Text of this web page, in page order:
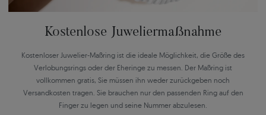
Kostenlose Juweliermaßnahme
Kostenloser Juwelier-Maßring ist die ideale Möglichkeit, die Größe des
Verlobungsrings oder der Eheringe zu messen. Der Maßring ist
vollkommen gratis, Sie müssen ihn weder zurückgeben noch
Versandkosten tragen. Sie brauchen nur den passenden Ring auf den
Finger zu legen und seine Nummer abzulesen.